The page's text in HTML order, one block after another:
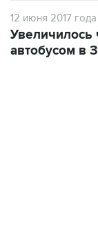
12 июня 2017 года
Увеличилось
автобусом в